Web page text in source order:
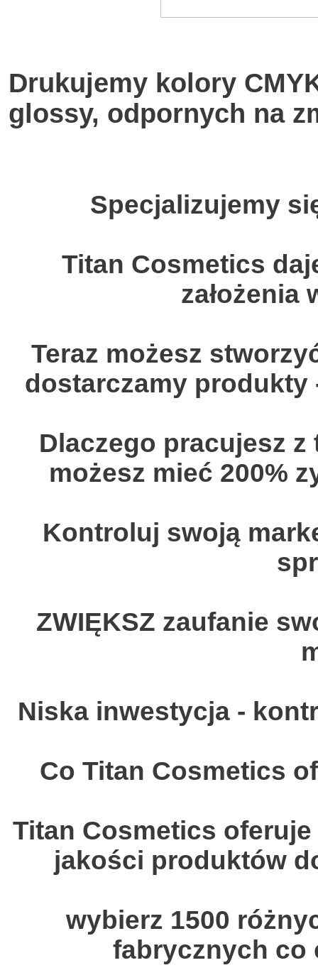
Drukujemy kolory
glossy, odpornych na
Specjalizujemy
Titan Cosmetics
założenia
Teraz możesz
dostarczamy produkty
Dlaczego pracujesz
możesz mieć 200%
Kontroluj swoją
ZWIĘKSZ zaufanie
Niska inwestycja -
Co Titan Cosmetics
Titan Cosmetics
jakości produktów
wybierz 1500
fabrycznych co